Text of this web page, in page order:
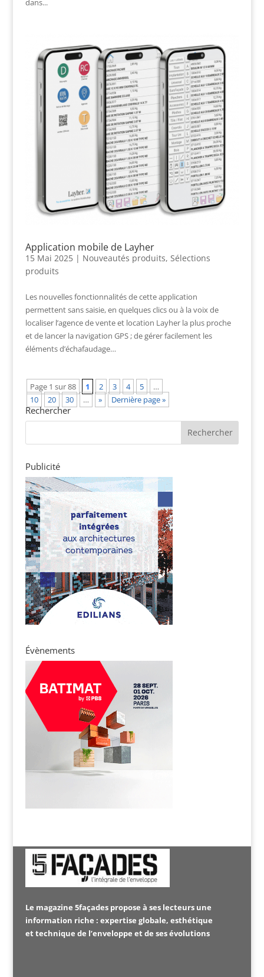
Application mobile de Layher
15 Mai 2025| Nouveautés produits, Sélections
produits
Les nouvelles fonctionnalités de cette application
permettent sans saisie, en quelques clics ou à la voix de
localiser l’agence de vente et location Layher la plus proche
et de lancer la navigation GPS ; de gérer facilement les
éléments d’échafaudage…
Page 1 sur 88 1 2 3 4 5
…
10
20 30 … » Dernière page »
Rechercher
Publicité
Évènements
Le magazine 5façades propose à ses lecteurs une
information riche : expertise globale, esthétique
et technique de l’enveloppe et de ses évolutions